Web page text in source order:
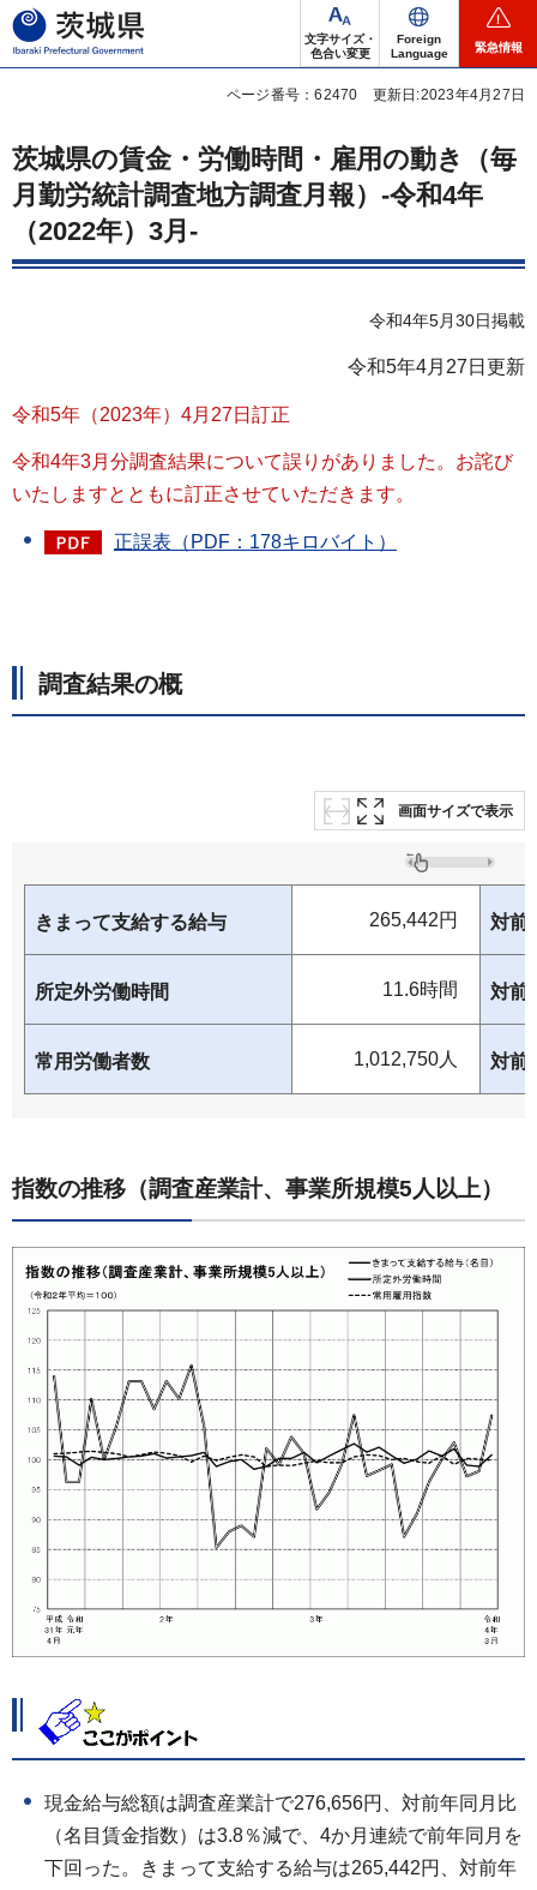
茨城県
文字サイズ・
色合い変更
Foreign
Language
緊急情報
ページ番号：62470 更新日:2023年4月27日
茨城県の賃金・労働時間・雇用の動き（毎
月勤労統計調査地方調査月報）-令和4年
（2022年）3月-
令和4年5月30日掲載
令和5年4月27日更新
令和5年（2023年）4月27日訂正
令和4年3月分調査結果について誤りがありました。お詫び
いたしますとともに訂正させていただきます。
正誤表（PDF：178キロバイト）
調査結果の概
画面サイズで表示
きまって支給する給与 265,442円 対前
所定外労働時間 11.6時間 対前
常用労働者数 1,012,750人 対前
指数の推移（調査産業計、事業所規模5人以上）
現金給与総額は調査産業計で276,656円、対前年同月比
（名目賃金指数）は3.8％減で、4か月連続で前年同月を
下回った。きまって支給する給与は265,442円、対前年